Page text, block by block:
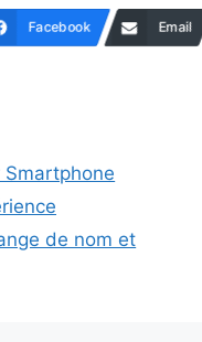
Facebook Email
Smartphone
de nom et